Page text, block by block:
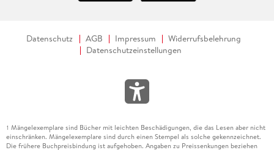
Datenschutz AGB Impressum
Widerrufsbelehrung
Datenschutzeinstellungen
1 Mängelexemplare sind Bücher mit leichten Beschädigungen, die das Lesen aber nicht
einschränken. Mängelexemplare sind durch einen Stempel als solche gekennzeichnet.
Die frühere Buchpreisbindung ist aufgehoben. Angaben zu Preissenkungen beziehen